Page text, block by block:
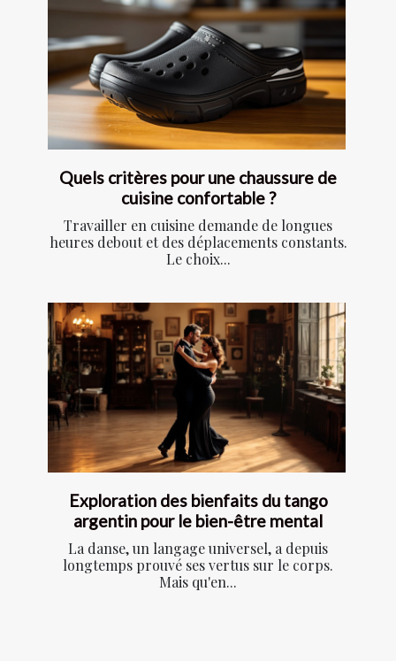
Quels critères pour une chaussure de
cuisine confortable ?
Travailler en cuisine demande de longues
heures debout et des déplacements constants.
Le choix...
Exploration des bienfaits du tango
argentin pour le bien-être mental
La danse, un langage universel, a depuis
longtemps prouvé ses vertus sur le corps.
Mais qu'en...